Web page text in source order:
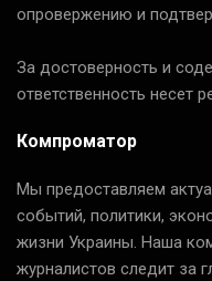
опровержению и
За достоверность и
ответственность несет
Компроматор
Мы предоставляем
событий, политики,
жизни Украины. Наша
журналистов следит за